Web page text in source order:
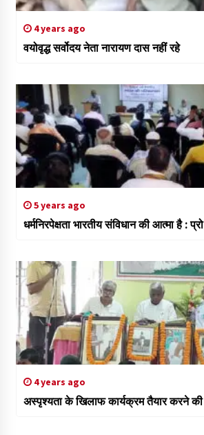
4 years ago
वयोवृद्ध सर्वोदय नेता नारायण दास नहीं रहे
5 years ago
धर्मनिरपेक्षता भारतीय संविधान की आत्मा है :
4 years ago
अस्पृश्यता के खिलाफ कार्यक्रम तैयार करने